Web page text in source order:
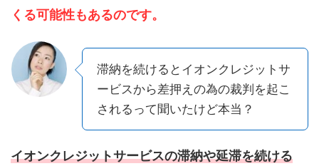
くる可能性もあるのです。
滞納を続けるとイオンクレジットサ
ービスから差押えの為の裁判を起こ
されるって聞いたけど本当？
イオンクレジットサービスの滞納や延滞を続ける